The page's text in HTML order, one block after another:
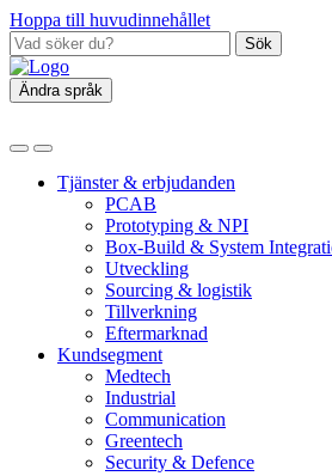
Hoppa till huvudinnehållet
Sök
Ändra språk
Tjänster & erbjudanden
PCAB
Prototyping & NPI
Box‑Build & System
Utveckling
Sourcing & logistik
Tillverkning
Eftermarknad
Kundsegment
Medtech
Industrial
Communication
Greentech
Security & Defence